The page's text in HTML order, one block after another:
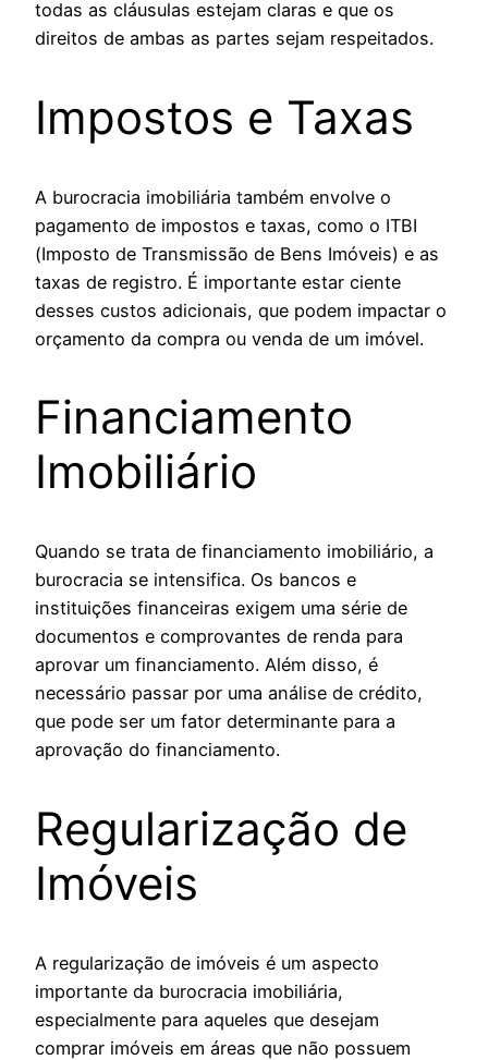
todas as cláusulas estejam claras e que os
direitos de ambas as partes sejam respeitados.
Impostos e Taxas
A burocracia imobiliária também envolve o
pagamento de impostos e taxas, como o ITBI
(Imposto de Transmissão de Bens Imóveis) e as
taxas de registro. É importante estar ciente
desses custos adicionais, que podem impactar o
orçamento da compra ou venda de um imóvel.
Financiamento
Imobiliário
Quando se trata de financiamento imobiliário, a
burocracia se intensifica. Os bancos e
instituições financeiras exigem uma série de
documentos e comprovantes de renda para
aprovar um financiamento. Além disso, é
necessário passar por uma análise de crédito,
que pode ser um fator determinante para a
aprovação do financiamento.
Regularização de
Imóveis
A regularização de imóveis é um aspecto
importante da burocracia imobiliária,
especialmente para aqueles que desejam
comprar imóveis em áreas que não possuem